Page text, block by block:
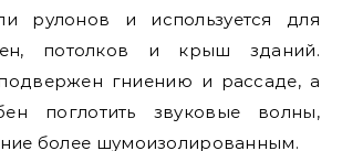
рулонов и используется для
потолков и крыш зданий.
гниению и рассаде, а
поглотить звуковые волны,
более шумоизолированным.